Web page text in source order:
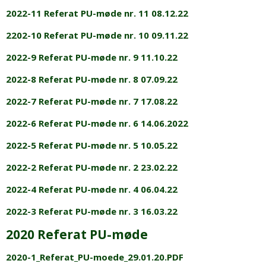
2022-11 Referat PU-møde nr. 11 08.12.22
2202-10 Referat PU-møde nr. 10 09.11.22
2022-9 Referat PU-møde nr. 9 11.10.22
2022-8 Referat PU-møde nr. 8 07.09.22
2022-7 Referat PU-møde nr. 7 17.08.22
2022-6 Referat PU-møde nr. 6 14.06.2022
2022-5 Referat PU-møde nr. 5 10.05.22
2022-2 Referat PU-møde nr. 2 23.02.22
2022-4 Referat PU-møde nr. 4 06.04.22
2022-3 Referat PU-møde nr. 3 16.03.22
2020 Referat PU-møde
2020-1_Referat_PU-moede_29.01.20.PDF